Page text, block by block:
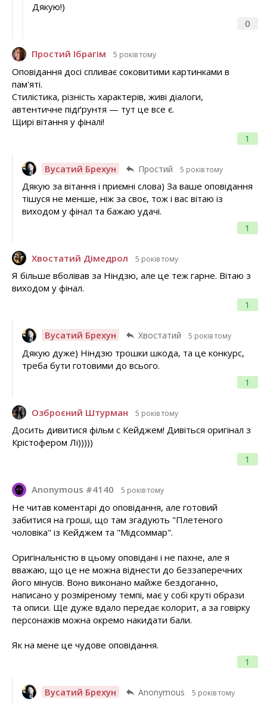
0
Дякую!)
Простий Ібрагім 5 років тому
1
Оповідання досі спливає соковитими картинками в
пам'яті.
Стилістика, різність характерів, живі діалоги,
автентичне підґрунтя — тут це все є.
Щирі вітання у фіналі!
Вусатий Брехун Простий 5 років тому
1
Дякую за вітання і приємні слова) За ваше оповідання
тішуся не менше, ніж за своє, тож і вас вітаю із
виходом у фінал та бажаю удачі.
Хвостатий Дімедрол 5 років тому
1
Я більше вболівав за Ніндзю, але це теж гарне. Вітаю з
виходом у фінал.
Вусатий Брехун Хвостатий 5 років тому
1
Дякую дуже) Ніндзю трошки шкода, та це конкурс,
треба бути готовими до всього.
Озброєний Штурман 5 років тому
1
Досить дивитися фільм с Кейджем! Дивіться оригінал з
Крістофером Лі)))))
Anonymous #4140 5 років тому
1
Не читав коментарі до оповідання, але готовий
забитися на гроші, що там згадують "Плетеного
чоловіка" із Кейджем та "Мідсоммар".
Оригінальністю в цьому оповідані і не пахне, але я
вважаю, що це не можна віднести до беззаперечних
його мінусів. Воно виконано майже бездоганно,
написано у розміреному темпі, має у собі круті образи
та описи. Ще дуже вдало передає колорит, а за говірку
персонажів можна окремо накидати бали.
Як на мене це чудове оповідання.
Вусатий Брехун Anonymous 5 років тому